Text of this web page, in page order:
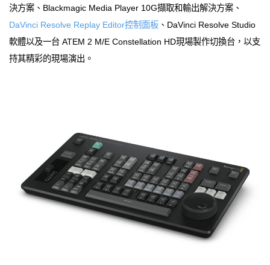
決方案、Blackmagic Media Player 10G擷取和輸出解決方案、
DaVinci Resolve Replay Editor控制面板 、DaVinci Resolve Studio
軟體以及一台 ATEM 2 M/E Constellation HD現場製作切換台，以支
持其精彩的現場演出。